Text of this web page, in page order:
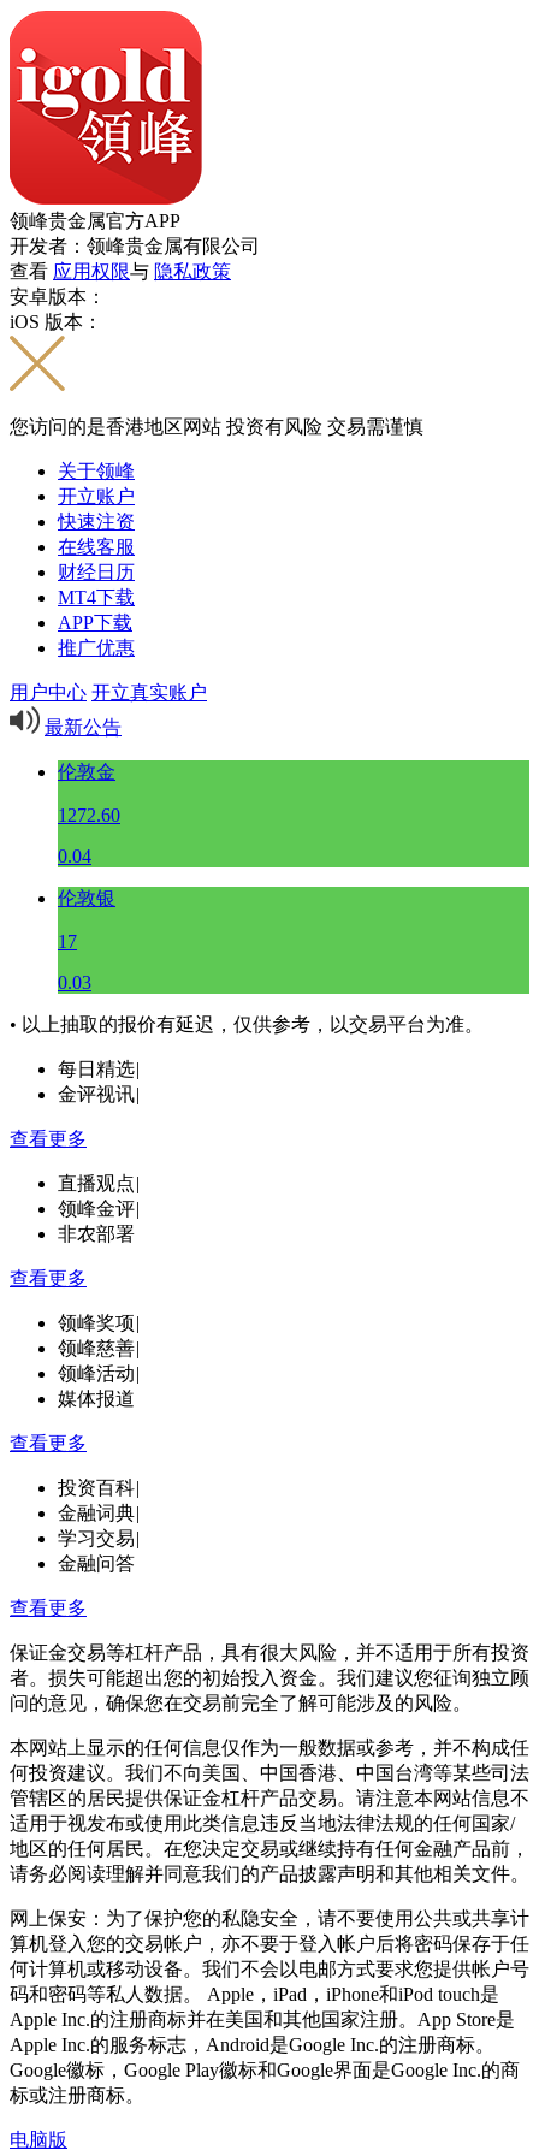
领峰贵金属官方APP
开发者：领峰贵金属有限公司
查看 应用权限与 隐私政策
安卓版本：
iOS 版本：
您访问的是香港地区网站 投资有风险 交易需谨慎
关于领峰
开立账户
快速注资
在线客服
财经日历
MT4下载
APP下载
推广优惠
用户中心 开立真实账户
最新公告
伦敦金
1272.60
0.04
伦敦银
17
0.03
• 以上抽取的报价有延迟，仅供参考，以交易平台为准。
每日精选|
金评视讯|
查看更多
直播观点|
领峰金评|
非农部署
查看更多
领峰奖项|
领峰慈善|
领峰活动|
媒体报道
查看更多
投资百科|
金融词典|
学习交易|
金融问答
查看更多
保证金交易等杠杆产品，具有很大风险，并不适用于所有投资
者。损失可能超出您的初始投入资金。我们建议您征询独立顾
问的意见，确保您在交易前完全了解可能涉及的风险。
本网站上显示的任何信息仅作为一般数据或参考，并不构成任
何投资建议。我们不向美国、中国香港、中国台湾等某些司法
管辖区的居民提供保证金杠杆产品交易。请注意本网站信息不
适用于视发布或使用此类信息违反当地法律法规的任何国家/
地区的任何居民。在您决定交易或继续持有任何金融产品前，
请务必阅读理解并同意我们的产品披露声明和其他相关文件。
网上保安：为了保护您的私隐安全，请不要使用公共或共享计
算机登入您的交易帐户，亦不要于登入帐户后将密码保存于任
何计算机或移动设备。我们不会以电邮方式要求您提供帐户号
码和密码等私人数据。 Apple，iPad，iPhone和iPod touch是
Apple Inc.的注册商标并在美国和其他国家注册。App Store是
Apple Inc.的服务标志，Android是Google Inc.的注册商标。
Google徽标，Google Play徽标和Google界面是Google Inc.的商
标或注册商标。
电脑版